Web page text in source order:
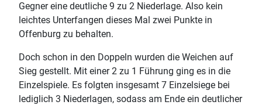
Gegner eine deutliche 9 zu 2 Niederlage. Also kein
leichtes Unterfangen dieses Mal zwei Punkte in
Offenburg zu behalten.
Doch schon in den Doppeln wurden die Weichen auf
Sieg gestellt. Mit einer 2 zu 1 Führung ging es in die
Einzelspiele. Es folgten insgesamt 7 Einzelsiege bei
lediglich 3 Niederlagen, sodass am Ende ein deutlicher